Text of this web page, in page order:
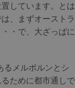
しています。とは
、まずオーストラ
・で、大ざっぱに
るメルボルンとシ
ために都市通しで